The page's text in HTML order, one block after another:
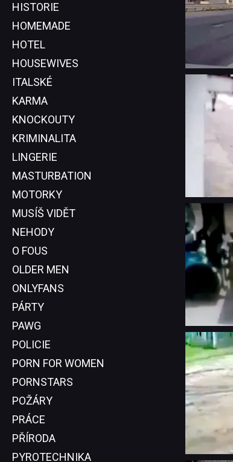
HISTORIE
HOMEMADE
HOTEL
HOUSEWIVES
ITALSKÉ
KARMA
KNOCKOUTY
KRIMINALITA
LINGERIE
MASTURBATION
MOTORKY
MUSÍŠ VIDĚT
NEHODY
O FOUS
OLDER MEN
ONLYFANS
PÁRTY
PAWG
POLICIE
PORN FOR WOMEN
PORNSTARS
POŽÁRY
PRÁCE
PŘÍRODA
PYROTECHNIKA